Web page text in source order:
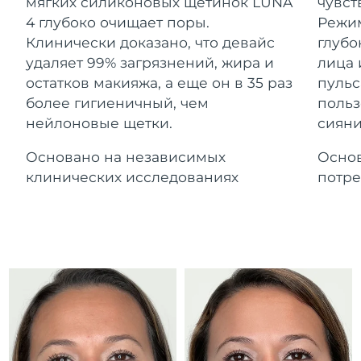
4 глубоко очищает поры.
Клинически доказано, что девайс
удаляет 99% загрязнений, жира и
остатков макияжа, а еще он в 35 раз
более гигиеничный, чем
нейлоновые щетки.
Основано на независимых
клинических исследованиях
лица
For healthy hair
Косметика Для мужчин
Купить
Гибралтар
Ожидаемая дата доставки
14/8/26
Греция
Ожидаемая дата доставки
Гонконг (САР)
Ожидаемая дата доставки
11/8/26
Венгрия
Ожидаемая дата доставки
Ирландия
Ожидаемая дата доставки
10/8/26
о-в Мэн
Ожидаемая дата доставки